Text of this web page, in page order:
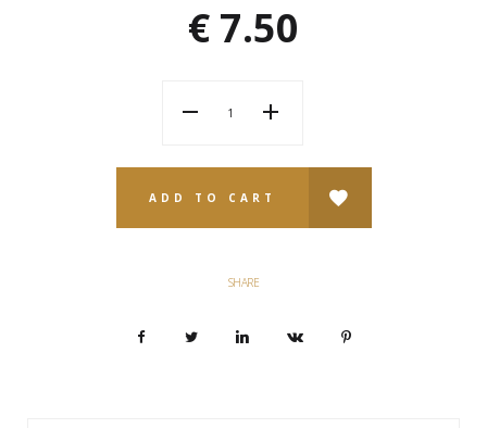
€ 7.50
ADD TO CART
SHARE
FacebookTwitter LinkedIn VKontakte